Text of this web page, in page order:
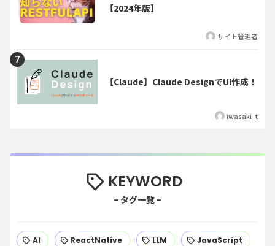
【2024年版】
サイト管理者
【Claude】Claude DesignでUI作成！
iwasaki_t
KEYWORD
AI ReactNative LLM JavaScript